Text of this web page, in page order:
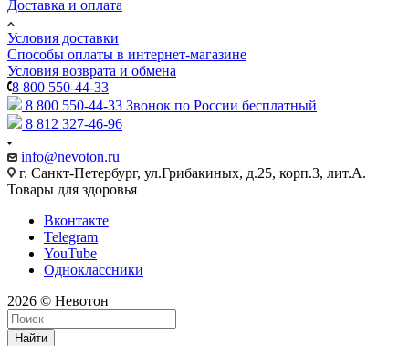
Доставка и оплата
Условия доставки
Способы оплаты в интернет-магазине
Условия возврата и обмена
8 800 550-44-33
8 800 550-44-33 Звонок по России бесплатный
8 812 327-46-96
info@nevoton.ru
г. Санкт-Петербург, ул.Грибакиных, д.25, корп.3, лит.А.
Товары для здоровья
Вконтакте
Telegram
YouTube
Одноклассники
2026 © Невотон
Найти